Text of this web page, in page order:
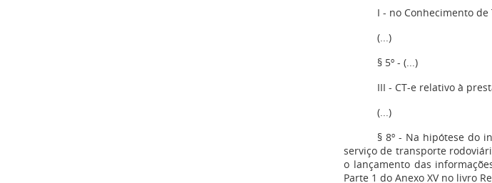
I - no Conhecimento
(...)
§ 5º - (...)
III - CT-e relativo à
(...)
§ 8º - Na hipótese do
serviço de transporte
o lançamento das
Parte 1 do Anexo XV no livro